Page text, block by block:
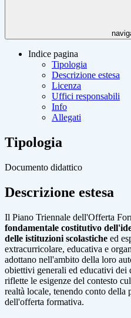
Indice pagina
Tipologia
Descrizione estesa
Licenza
Uffici responsabili
Info
Allegati
Tipologia
Documento didattico
Descrizione estesa
Il Piano Triennale dell'Offerta
fondamentale costitutivo
delle istituzioni scolastiche ed
extracurricolare, educativa e
adottano nell'ambito della loro
obiettivi generali ed educativi
riflette le esigenze del contesto
realtà locale, tenendo conto della
dell'offerta formativa.